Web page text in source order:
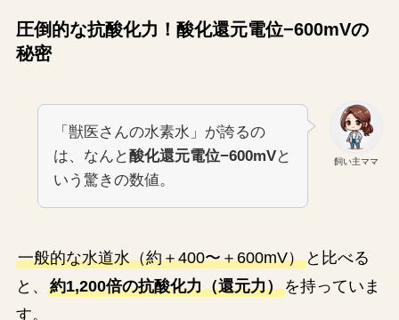
圧倒的な抗酸化力！酸化還元電位−600mVの
秘密
飼い主ママ
「獣医さんの水素水」が誇るの
は、なんと酸化還元電位−600mVと
いう驚きの数値。
一般的な水道水（約＋400〜＋600mV）と比べる
と、 約1,200倍の抗酸化力（還元力）を持っていま
す。